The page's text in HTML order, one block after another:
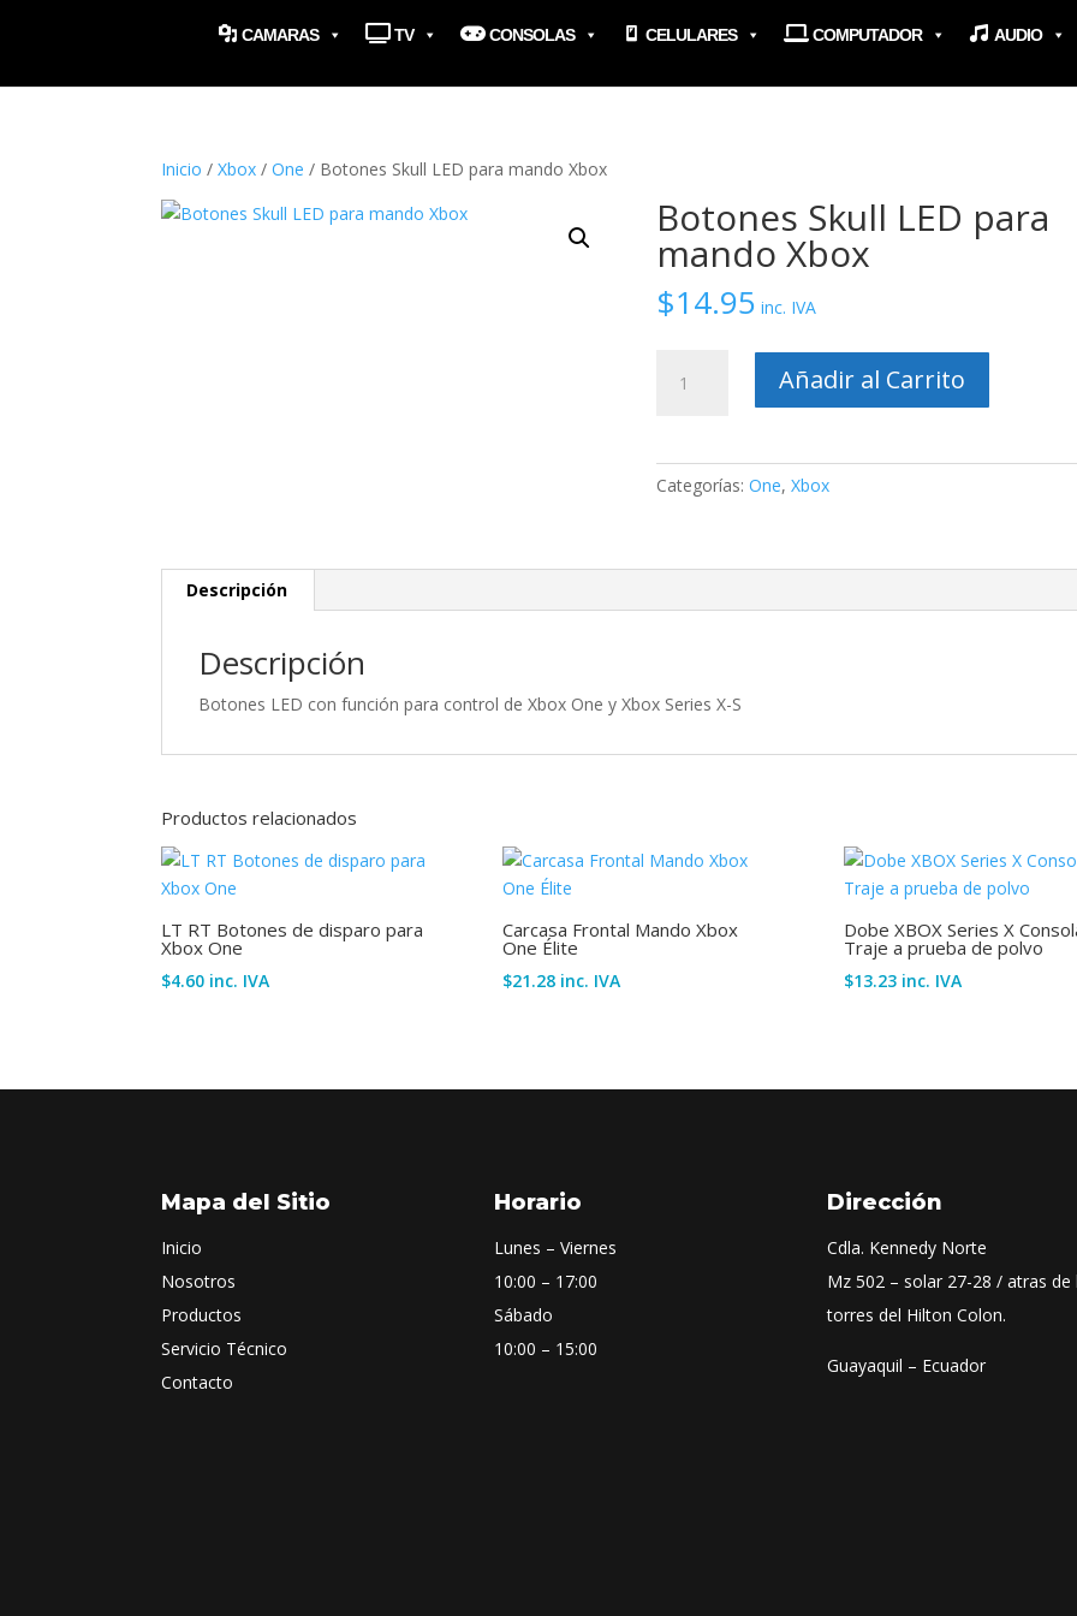
CAMARAS TV CONSOLAS CELULARES COMPUTADOR AUDIO
Inicio /Xbox /One / Botones Skull LED para mando Xbox
Botones Skull LED para
mando Xbox
$14.95 inc. IVA
Skull
Xbox
Añadir al Carrito
Categorías:One,Xbox
Descripción
Descripción
Botones LED con función para control de Xbox One y Xbox Series X-S
Productos relacionados
LT RT Botones de disparo para
Xbox One
$4.60 inc. IVA
Carcasa Frontal Mando Xbox
One Élite
$21.28 inc. IVA
Dobe XBOX Series X
Traje a prueba de polvo
$13.23 inc. IVA
Mapa del Sitio
Inicio
Nosotros
Productos
Servicio Técnico
Contacto
Horario
Lunes – Viernes
10:00 – 17:00
Sábado
10:00 – 15:00
Dirección
Cdla. Kennedy Norte
Mz 502 – solar 27-28 / atras de
torres del Hilton Colon.
Guayaquil – Ecuador